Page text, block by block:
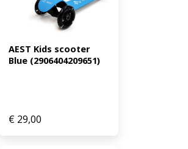
AEST Kids scooter
Blue (2906404209651)
€ 29,00